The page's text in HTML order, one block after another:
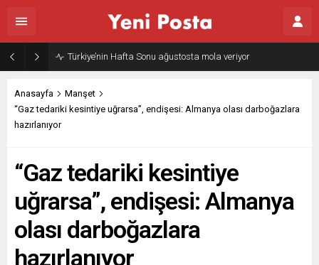
Türkiye’nin Hafta Sonu ağustosta mola veriyor
Anasayfa
Manşet
“Gaz tedariki kesintiye uğrarsa”, endişesi: Almanya olası darboğazlara
hazırlanıyor
“Gaz tedariki kesintiye
uğrarsa”, endişesi: Almanya
olası darboğazlara
hazırlanıyor